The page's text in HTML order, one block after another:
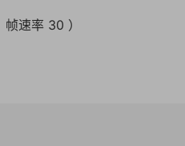
速率 30 ）